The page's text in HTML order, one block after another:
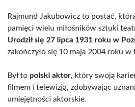
Rajmund Jakubowicz to postać,
pamięci wielu miłośników sztuki
Urodził się 27 lipca 1931 roku w
zakończyło się 10 maja 2004 roku w
Był to polski aktor, który swoją
filmem i telewizją, zdobywając
umiejętności aktorskie.